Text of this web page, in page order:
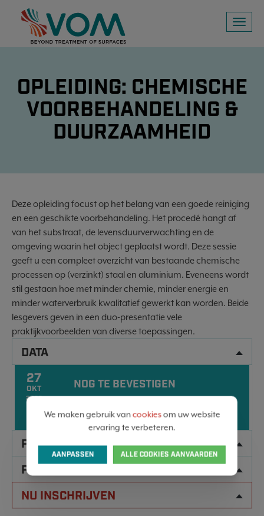
Toggle
OPLEIDING: CHEMISCHE
VOORBEHANDELING &
DUURZAAMHEID
Deze opleiding focust op het belang van een goede reiniging
en een geschikte voorbehandeling. Het procedé hangt af
van het substraat, de levensduurverwachting en de
omgeving waarin het object geplaatst wordt. Deze sessie
geeft u een compleet overzicht van bestaande chemische
processen op (verzinkt) staal en aluminium. Eveneens wordt
stil gestaan hoe met minder chemie, minder energie en
minder waterverbruik kwalitatief gewerkt kan worden. Beide
lesgevers geven in een duo-presentatie vele
praktijkvoorbeelden van diverse toepassingen.
DATA
27
OKT
2026
NOG TE BEVESTIGEN
PROGRAMMA
PRAKTISCHE INFORMATIE
NU INSCHRIJVEN
We maken gebruik vancookiesom uw website
ervaring te verbeteren.
AANPASSEN ALLE COOKIES AANVAARDEN